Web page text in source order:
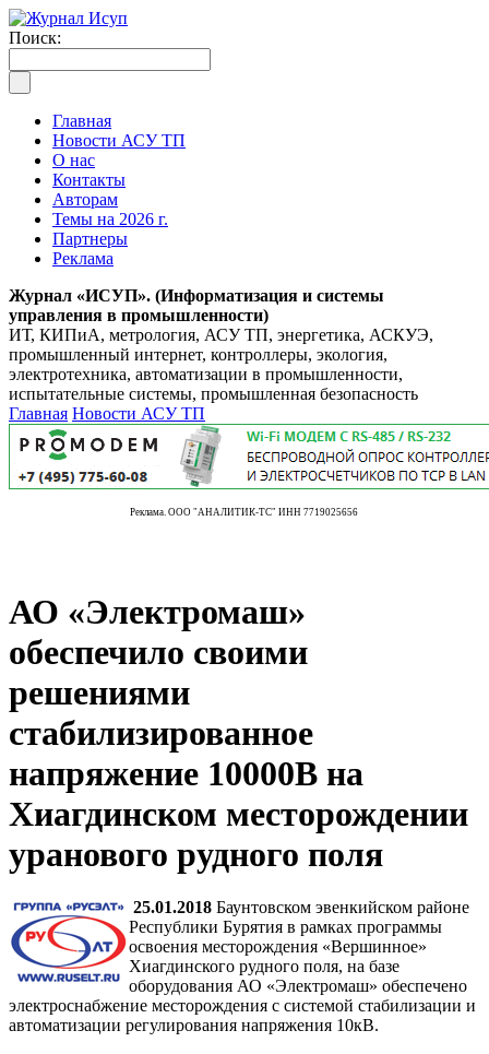
Поиск:
Главная
Новости АСУ ТП
О нас
Контакты
Авторам
Темы на 2026 г.
Партнеры
Реклама
Журнал «ИСУП». (Информатизация и системы
управления в промышленности)
ИТ, КИПиА, метрология, АСУ ТП, энергетика, АСКУЭ,
промышленный интернет, контроллеры, экология,
электротехника, автоматизации в промышленности,
испытательные системы, промышленная безопасность
Главная Новости АСУ ТП
Реклама. ООО "АНАЛИТИК-ТС" ИНН 7719025656
АО «Электромаш»
обеспечило своими
решениями
стабилизированное
напряжение 10000В на
Хиагдинском месторождении
уранового рудного поля
25.01.2018 Баунтовском эвенкийском районе
Республики Бурятия в рамках программы
освоения месторождения «Вершинное»
Хиагдинского рудного поля, на базе
оборудования АО «Электромаш» обеспечено
электроснабжение месторождения с системой стабилизации и
автоматизации регулирования напряжения 10кВ.